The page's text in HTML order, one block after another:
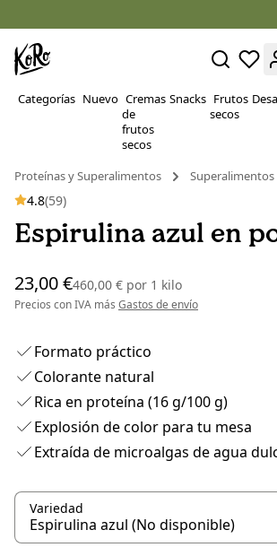
Categorías Nuevo Cremas
de
frutos
secos
Snacks Frutos
secos
Proteínas y Superalimentos Superalimentos
4.8(59)
Espirulina azul en
23,00 €460,00 € por 1 kilo
Precios con IVA más Gastos de envío
Formato práctico
Colorante natural
Rica en proteína (16 g/100 g)
Explosión de color para tu mesa
Extraída de microalgas de agua
Variedad